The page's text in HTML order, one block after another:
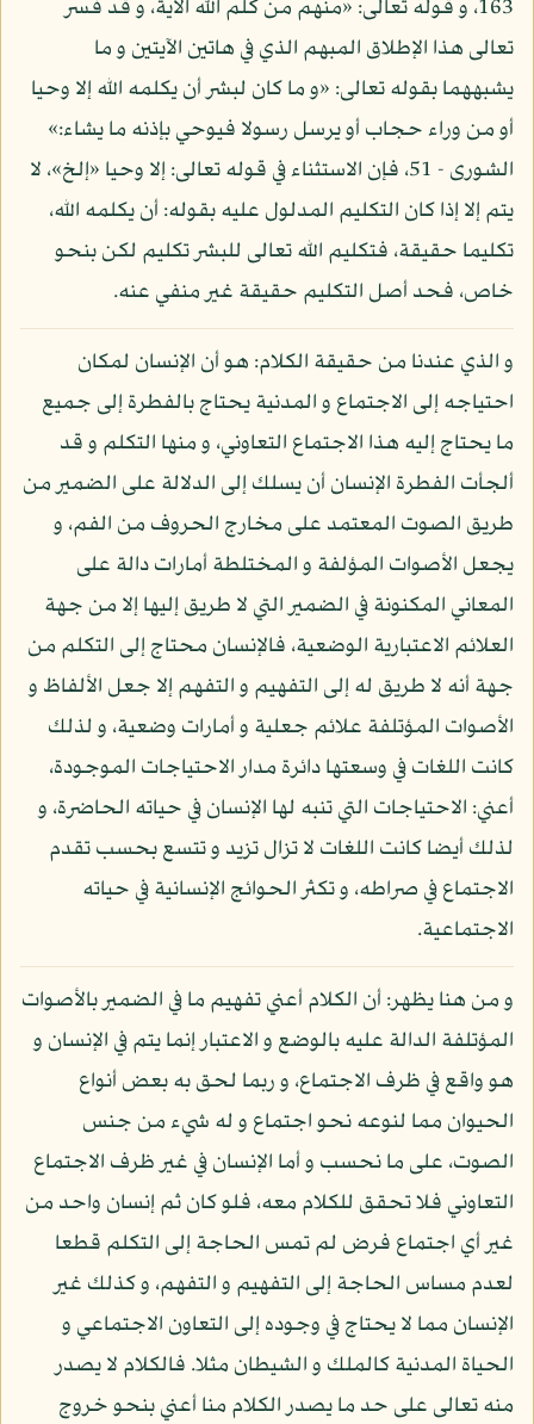
163، و قوله تعالى: «منهم من كلم الله الآية، و قد فسر
تعالى هذا الإطلاق المبهم الذي في هاتين الآيتين و ما
يشبههما بقوله تعالى: «و ما كان لبشر أن يكلمه الله إلا وحيا
أو من وراء حجاب أو يرسل رسولا فيوحي بإذنه ما يشاء:»
الشورى - 51، فإن الاستثناء في قوله تعالى: إلا وحيا «إلخ»، لا
يتم إلا إذا كان التكليم المدلول عليه بقوله: أن يكلمه الله،
تكليما حقيقة، فتكليم الله تعالى للبشر تكليم لكن بنحو
خاص، فحد أصل التكليم حقيقة غير منفي عنه.
و الذي عندنا من حقيقة الكلام: هو أن الإنسان لمكان
احتياجه إلى الاجتماع و المدنية يحتاج بالفطرة إلى جميع
ما يحتاج إليه هذا الاجتماع التعاوني، و منها التكلم و قد
ألجأت الفطرة الإنسان أن يسلك إلى الدلالة على الضمير من
طريق الصوت المعتمد على مخارج الحروف من الفم، و
يجعل الأصوات المؤلفة و المختلطة أمارات دالة على
المعاني المكنونة في الضمير التي لا طريق إليها إلا من جهة
العلائم الاعتبارية الوضعية، فالإنسان محتاج إلى التكلم من
جهة أنه لا طريق له إلى التفهيم و التفهم إلا جعل الألفاظ و
الأصوات المؤتلفة علائم جعلية و أمارات وضعية، و لذلك
كانت اللغات في وسعتها دائرة مدار الاحتياجات الموجودة،
أعني: الاحتياجات التي تنبه لها الإنسان في حياته الحاضرة، و
لذلك أيضا كانت اللغات لا تزال تزيد و تتسع بحسب تقدم
الاجتماع في صراطه، و تكثر الحوائج الإنسانية في حياته
الاجتماعية.
و من هنا يظهر: أن الكلام أعني تفهيم ما في الضمير بالأصوات
المؤتلفة الدالة عليه بالوضع و الاعتبار إنما يتم في الإنسان و
هو واقع في ظرف الاجتماع، و ربما لحق به بعض أنواع
الحيوان مما لنوعه نحو اجتماع و له شيء من جنس
الصوت، على ما نحسب و أما الإنسان في غير ظرف الاجتماع
التعاوني فلا تحقق للكلام معه، فلو كان ثم إنسان واحد من
غير أي اجتماع فرض لم تمس الحاجة إلى التكلم قطعا
لعدم مساس الحاجة إلى التفهيم و التفهم، و كذلك غير
الإنسان مما لا يحتاج في وجوده إلى التعاون الاجتماعي و
الحياة المدنية كالملك و الشيطان مثلا. فالكلام لا يصدر
منه تعالى على حد ما يصدر الكلام منا أعني بنحو خروج